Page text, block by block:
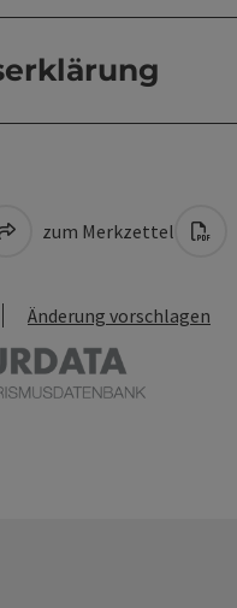
zum Merkzettel
Änderung vorschlagen